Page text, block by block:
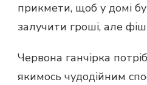
прикмети, щоб у домі
залучити гроші, але
Червона ганчірка
якимось чудодійним